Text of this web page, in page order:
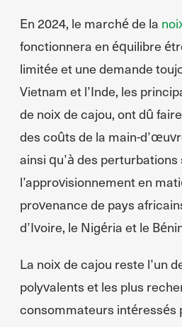
En 2024, le marché de la
fonctionnera en équilibre
limitée et une demande
Vietnam et l’Inde, les
de noix de cajou, ont dû
des coûts de la main-
ainsi qu’à des
l’approvisionnement en
provenance de pays
d’Ivoire, le Nigéria et le
La noix de cajou reste l’un
polyvalents et les plus
consommateurs intéressés